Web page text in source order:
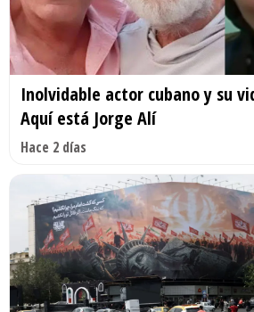
Inolvidable actor cubano y su
Aquí está Jorge Alí
Hace 2 días